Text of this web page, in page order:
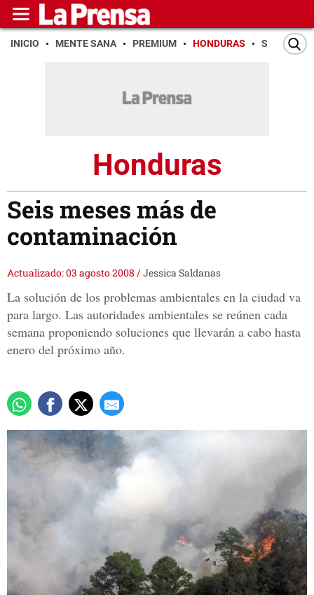
INICIO MENTE SANA PREMIUM HONDURAS SAN PEDRO
Honduras
Seis meses más de
contaminación
Actualizado: 03 agosto 2008 /Jessica Saldanas
La solución de los problemas ambientales en la ciudad va
para largo. Las autoridades ambientales se reúnen cada
semana proponiendo soluciones que llevarán a cabo hasta
enero del próximo año.